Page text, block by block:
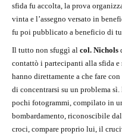
sfida fu accolta, la prova
vinta e l’assegno versato in
fu poi pubblicato a beneficio di
Il tutto non sfuggì al col. Nichols
contattò i partecipanti alla sfida
hanno direttamente a che fare
di concentrarsi su un problema
pochi fotogrammi, compilato in
bombardamento, riconoscibile
croci, compare proprio lui, il